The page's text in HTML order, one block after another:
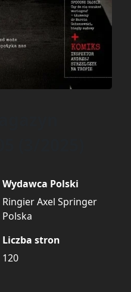
Wydawca Polski
Ringier Axel Springer
Polska
Liczba stron
120